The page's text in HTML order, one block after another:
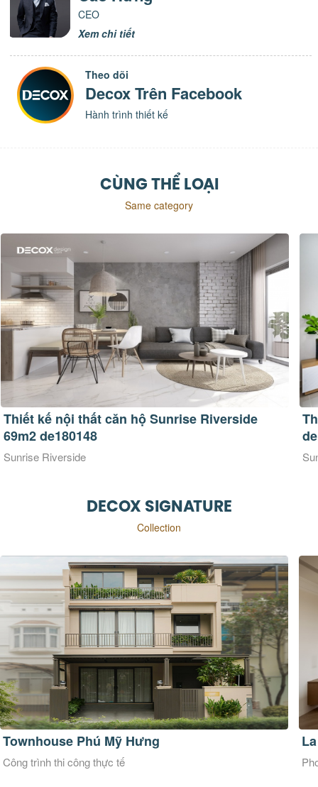
CEO
Xem chi tiết
Theo dõi
Decox Trên Facebook
Hành trình thiết kế
CÙNG THỂ LOẠI
Same category
Thiết kế nội thất căn hộ Sunrise Riverside
69m2 de180148
Sunrise Riverside
DECOX SIGNATURE
Collection
Townhouse Phú Mỹ Hưng
Công trình thi công thực tế